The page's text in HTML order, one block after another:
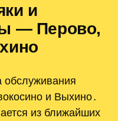
и
— Перово,
и Выхино․
из ближайших